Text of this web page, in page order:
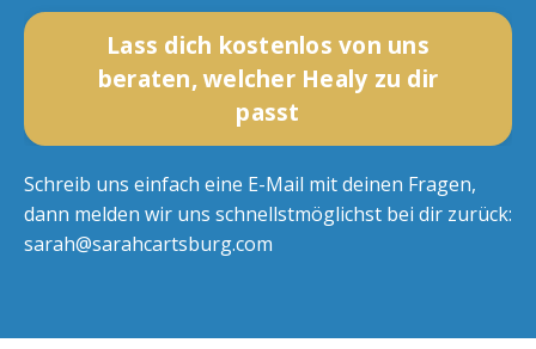
Lass dich kostenlos von uns
beraten, welcher Healy zu dir
passt
Schreib uns einfach eine E-Mail mit deinen Fragen,
dann melden wir uns schnellstmöglichst bei dir zurück:
sarah@sarahcartsburg.com